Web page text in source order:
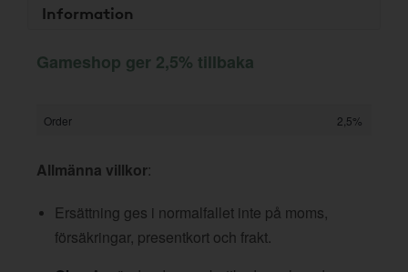
Information
Gameshop ger 2,5% tillbaka
Order 2,5%
Allmänna villkor:
Ersättning ges i normalfallet inte på moms,
försäkringar, presentkort och frakt.